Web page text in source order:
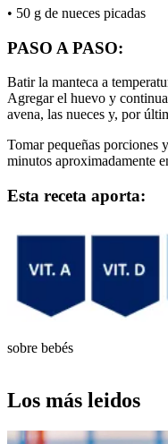
• 50 g de nueces picadas
PASO A PASO:
Batir la manteca a
Agregar el huevo y
avena, las nueces y, por
Tomar pequeñas porciones
minutos aproximadamente
Esta receta aporta:
sobre bebés
Los más leidos